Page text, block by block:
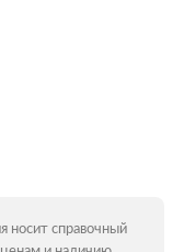
носит справочный